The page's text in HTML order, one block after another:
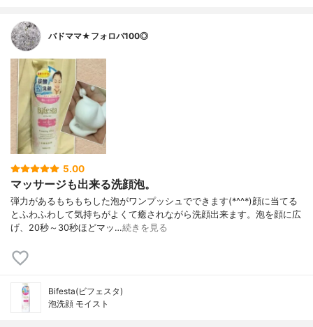
バドママ★フォロバ100◎
5.00
マッサージも出来る洗顔泡。
弾力があるもちもちした泡がワンプッシュでできます(*^^*)顔に当てる
とふわふわして気持ちがよくて癒されながら洗顔出来ます。泡を顔に広
げ、20秒～30秒ほどマッ…続きを見る
Bifesta(ビフェスタ)
泡洗顔 モイスト